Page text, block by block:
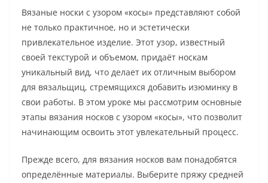
Вязаные носки с узором «косы» представляют собой
не только практичное, но и эстетически
привлекательное изделие. Этот узор, известный
своей текстурой и объемом, придаёт носкам
уникальный вид, что делает их отличным выбором
для вязальщиц, стремящихся добавить изюминку в
свои работы. В этом уроке мы рассмотрим основные
этапы вязания носков с узором «косы», что позволит
начинающим освоить этот увлекательный процесс.
Прежде всего, для вязания носков вам понадобятся
определённые материалы. Выберите пряжу средней